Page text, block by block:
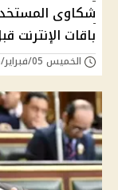
شكاوى
باقات
الخميس 05/فبراير/2026 - 10:22 م